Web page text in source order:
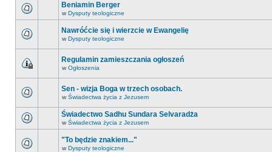
Beniamin Berger
w Dysputy teologiczne
Nawróćcie się i wierzcie w Ewangelię
w Dysputy teologiczne
Regulamin zamieszczania ogłoszeń
w Ogłoszenia
Sen - wizja Boga w trzech osobach.
w Świadectwa życia z Jezusem
Świadectwo Sadhu Sundara Selvaradża
w Świadectwa życia z Jezusem
"To będzie znakiem..."
w Dysputy teologiczne